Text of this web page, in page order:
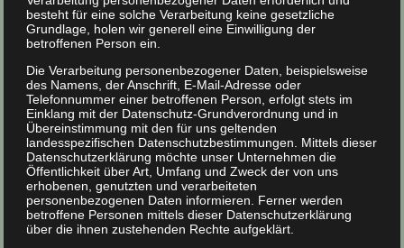
Vorteile der
Dachschrägendämmung
dank Einblasverfahren schnell, kostengünstig und
effektiv
Neueindeckung des Daches nicht immer
notwendig
Senkung der Heizenergiekosten
besteht für eine solche Verarbeitung keine gesetzliche
Grundlage, holen wir generell eine Einwilligung der
betroffenen Person ein.
Die Verarbeitung personenbezogener Daten, beispielsweise
des Namens, der Anschrift, E-Mail-Adresse oder
Telefonnummer einer betroffenen Person, erfolgt stets im
Einklang mit der Datenschutz-Grundverordnung und in
Übereinstimmung mit den für uns geltenden
landesspezifischen Datenschutzbestimmungen. Mittels dieser
Datenschutzerklärung möchte unser Unternehmen die
Öffentlichkeit über Art, Umfang und Zweck der von uns
erhobenen, genutzten und verarbeiteten
personenbezogenen Daten informieren. Ferner werden
betroffene Personen mittels dieser Datenschutzerklärung
über die ihnen zustehenden Rechte aufgeklärt.